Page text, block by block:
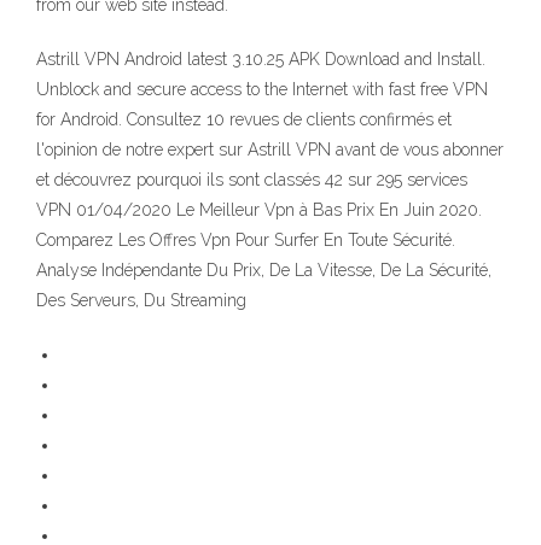
from our web site instead.
Astrill VPN Android latest 3.10.25 APK Download and Install.
Unblock and secure access to the Internet with fast free VPN
for Android. Consultez 10 revues de clients confirmés et
l'opinion de notre expert sur Astrill VPN avant de vous abonner
et découvrez pourquoi ils sont classés 42 sur 295 services
VPN 01/04/2020 Le Meilleur Vpn à Bas Prix En Juin 2020.
Comparez Les Offres Vpn Pour Surfer En Toute Sécurité.
Analyse Indépendante Du Prix, De La Vitesse, De La Sécurité,
Des Serveurs, Du Streaming